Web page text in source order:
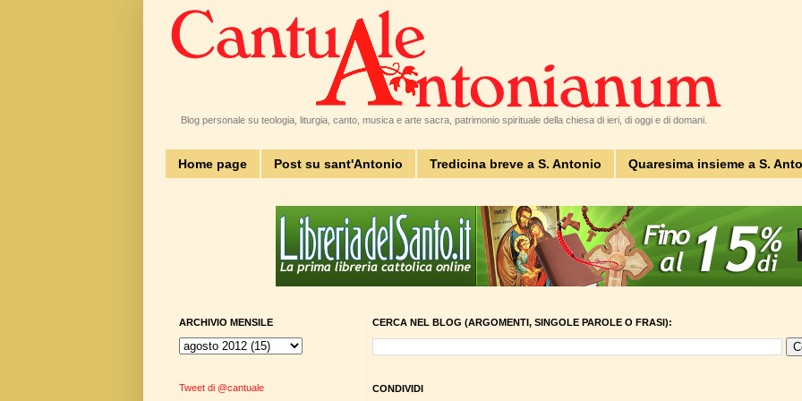
Blog personale su teologia, liturgia, canto, musica e arte sacra, patrimonio spirituale della chiesa di ieri, di oggi e di domani.
Home page Post su sant'Antonio Tredicina breve a S. Antonio Quaresima insieme a S.
CERCA NEL BLOG (ARGOMENTI, SINGOLE PAROLE O FRASI):
CONDIVIDI
ARCHIVIO MENSILE
Tweet di @cantuale